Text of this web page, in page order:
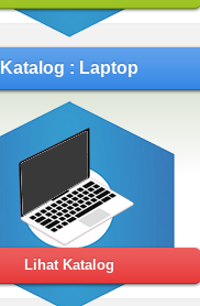
Katalog : Laptop
Lihat Katalog